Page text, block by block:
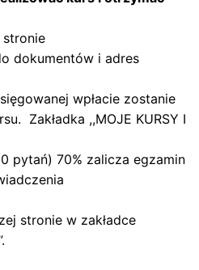
stronie
dokumentów i adres
wpłacie zostanie
Zakładka ,,MOJE KURSY I
pytań) 70% zalicza egzamin
stronie w zakładce
.